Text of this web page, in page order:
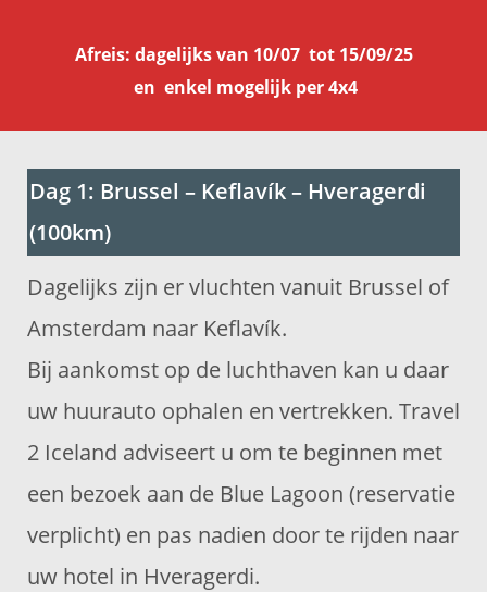
Afreis: dagelijks van 10/07 tot 15/09/25
en enkel mogelijk per 4x4
Dag 1: Brussel – Keflavík – Hveragerdi
(100km)
Dagelijks zijn er vluchten vanuit Brussel of
Amsterdam naar Keflavík.
Bij aankomst op de luchthaven kan u daar
uw huurauto ophalen en vertrekken. Travel
2 Iceland adviseert u om te beginnen met
een bezoek aan de Blue Lagoon (reservatie
verplicht) en pas nadien door te rijden naar
uw hotel in Hveragerdi.